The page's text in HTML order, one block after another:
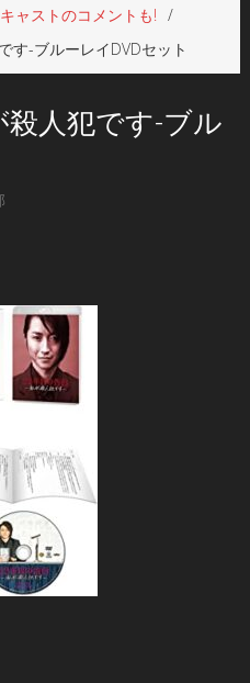
ャストのコメントも!
す-ブルーレイDVDセット
殺人犯です-ブル